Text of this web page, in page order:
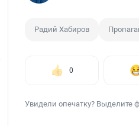
Радий Хабиров
0
Увидели опечатку? Выделите